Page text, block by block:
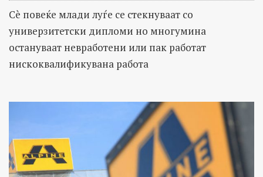
Сè повеќе млади луѓе се стекнуваат со
универзитетски дипломи но многумина
остануваат невработени или пак работат
нискоквалификувана работа